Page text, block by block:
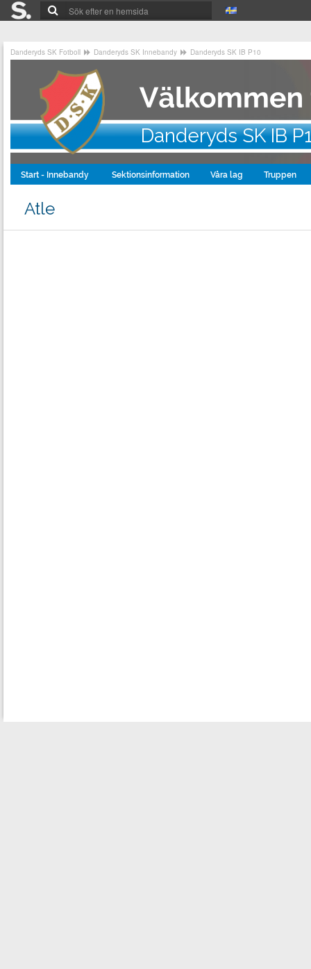
Danderyds SK Fotboll Danderyds SK Innebandy Danderyds SK IB P10
Danderyds SK IB
Start - Innebandy Sektionsinformation Våra lag Truppen
Atle